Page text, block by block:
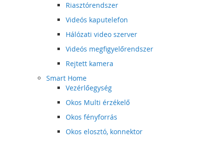
Riasztórendszer
Videós kaputelefon
Hálózati video szerver
Videós megfigyelőrendszer
Rejtett kamera
Smart Home
Vezérlőegység
Okos Multi érzékelő
Okos fényforrás
Okos elosztó, konnektor